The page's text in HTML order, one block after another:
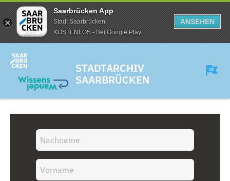
Saarbrücken App
Stadt Saarbrücken
KOSTENLOS - Bei Google Play
ANSEHEN
STADTARCHIV
SAARBRÜCKEN